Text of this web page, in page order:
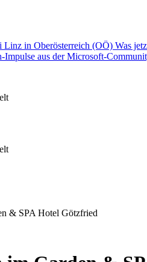
Linz in Oberösterreich (OÖ) Was
Impulse aus der Microsoft-
& SPA Hotel Götzfried